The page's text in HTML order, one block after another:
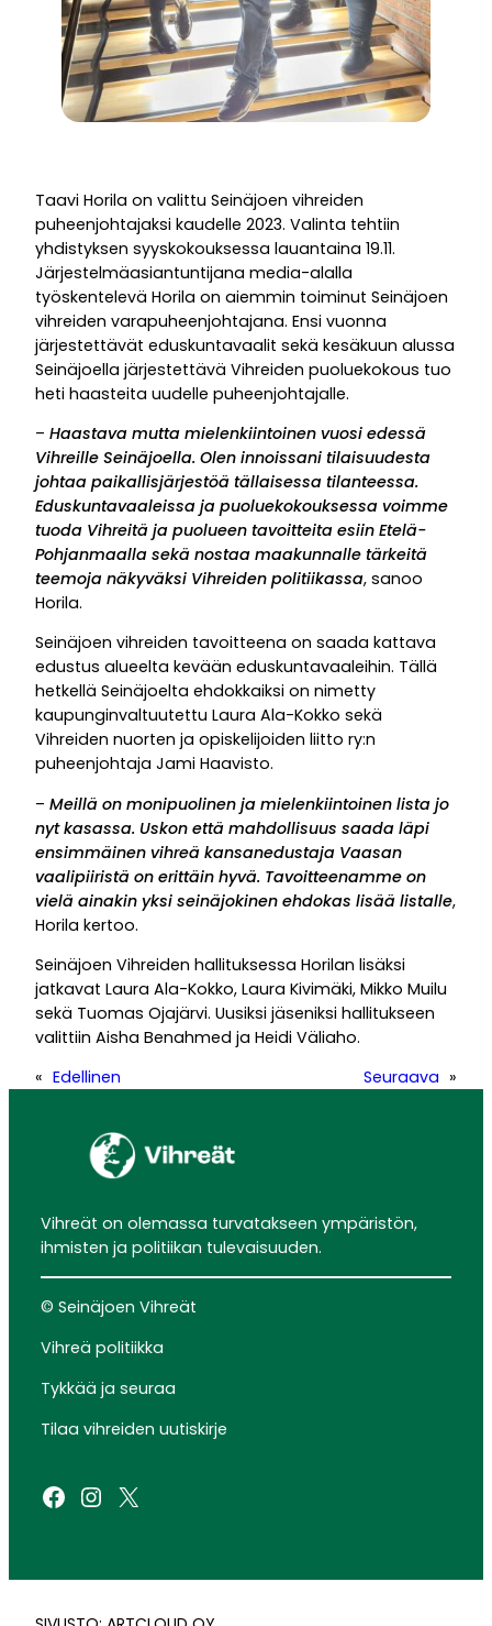
Taavi Horila on valittu Seinäjoen vihreiden
puheenjohtajaksi kaudelle 2023. Valinta tehtiin
yhdistyksen syyskokouksessa lauantaina 19.11.
Järjestelmäasiantuntijana media-alalla
työskentelevä Horila on aiemmin toiminut Seinäjoen
vihreiden varapuheenjohtajana. Ensi vuonna
järjestettävät eduskuntavaalit sekä kesäkuun alussa
Seinäjoella järjestettävä Vihreiden puoluekokous tuo
heti haasteita uudelle puheenjohtajalle.
– Haastava mutta mielenkiintoinen vuosi edessä
Vihreille Seinäjoella. Olen innoissani tilaisuudesta
johtaa paikallisjärjestöä tällaisessa tilanteessa.
Eduskuntavaaleissa ja puoluekokouksessa voimme
tuoda Vihreitä ja puolueen tavoitteita esiin Etelä-
Pohjanmaalla sekä nostaa maakunnalle tärkeitä
teemoja näkyväksi Vihreiden politiikassa, sanoo
Horila.
Seinäjoen vihreiden tavoitteena on saada kattava
edustus alueelta kevään eduskuntavaaleihin. Tällä
hetkellä Seinäjoelta ehdokkaiksi on nimetty
kaupunginvaltuutettu Laura Ala-Kokko sekä
Vihreiden nuorten ja opiskelijoiden liitto ry:n
puheenjohtaja Jami Haavisto.
– Meillä on monipuolinen ja mielenkiintoinen lista jo
nyt kasassa. Uskon että mahdollisuus saada läpi
ensimmäinen vihreä kansanedustaja Vaasan
vaalipiiristä on erittäin hyvä. Tavoitteenamme on
vielä ainakin yksi seinäjokinen ehdokas lisää listalle,
Horila kertoo.
Seinäjoen Vihreiden hallituksessa Horilan lisäksi
jatkavat Laura Ala-Kokko, Laura Kivimäki, Mikko Muilu
sekä Tuomas Ojajärvi. Uusiksi jäseniksi hallitukseen
valittiin Aisha Benahmed ja Heidi Väliaho.
« Edellinen Seuraava »
Vihreät on olemassa turvatakseen ympäristön,
ihmisten ja politiikan tulevaisuuden.
© Seinäjoen Vihreät
Vihreä politiikka
Tykkää ja seuraa
Tilaa vihreiden uutiskirje
Facebook
Instagram
X